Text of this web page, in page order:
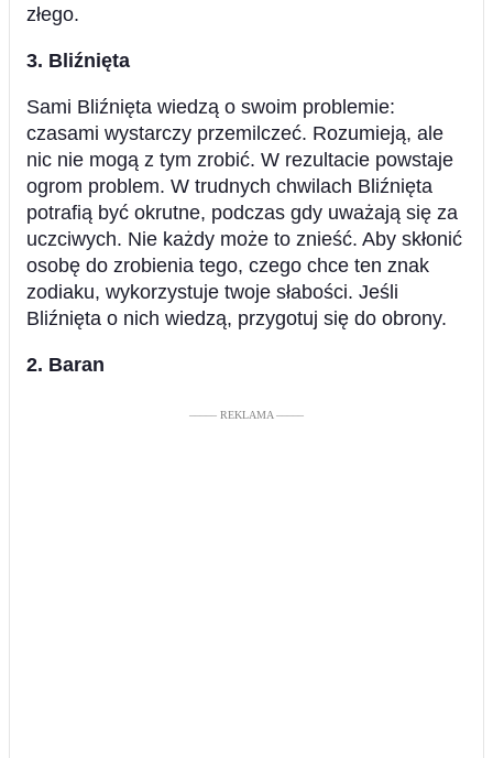
złego.
3. Bliźnięta
Sami Bliźnięta wiedzą o swoim problemie:
czasami wystarczy przemilczeć. Rozumieją, ale
nic nie mogą z tym zrobić. W rezultacie powstaje
ogrom problem. W trudnych chwilach Bliźnięta
potrafią być okrutne, podczas gdy uważają się za
uczciwych. Nie każdy może to znieść. Aby skłonić
osobę do zrobienia tego, czego chce ten znak
zodiaku, wykorzystuje twoje słabości. Jeśli
Bliźnięta o nich wiedzą, przygotuj się do obrony.
2. Baran
––––– REKLAMA –––––